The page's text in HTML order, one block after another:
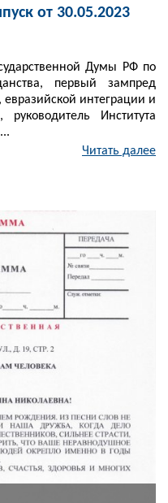
от 30.05.2023
Думы РФ по
первый зампред
интеграции и
Института
Читать далее